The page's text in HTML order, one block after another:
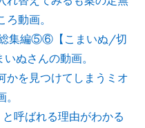
動画。
総集編⑤⑥【こまいぬ/切
ぬさんの動画。
かを見つけてしまうミオ
と呼ばれる理由がわかる